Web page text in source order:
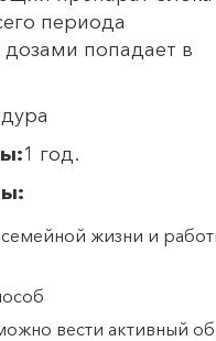
периода
попадает в
1 год.
семейной жизни и
вести активный